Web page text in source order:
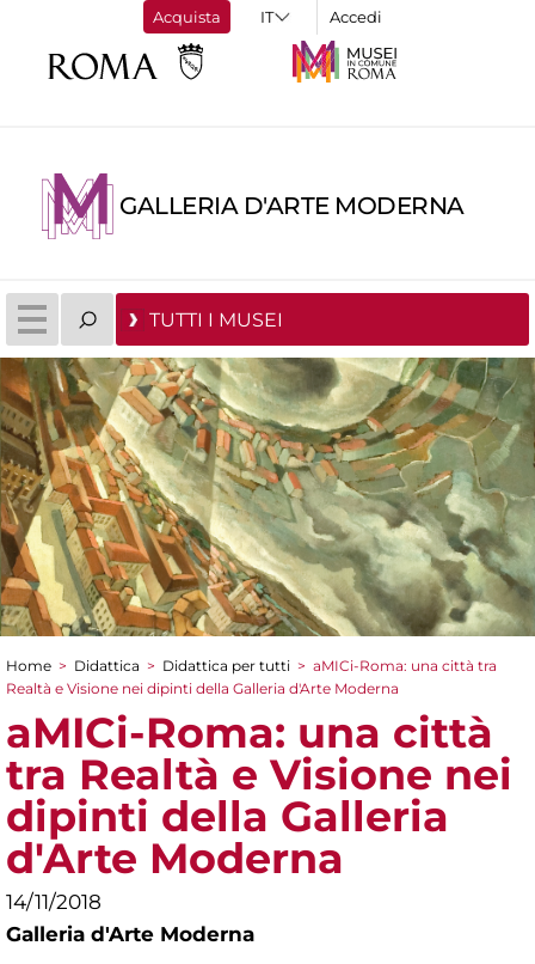
Acquista Accedi
GALLERIA D'ARTE MODERNA
TUTTI I MUSEI
Tu sei qui
Home > Didattica > Didattica per tutti > aMICi-Roma: una città tra
Realtà e Visione nei dipinti della Galleria d'Arte Moderna
aMICi-Roma: una città
tra Realtà e Visione nei
dipinti della Galleria
d'Arte Moderna
14/11/2018
Galleria d'Arte Moderna